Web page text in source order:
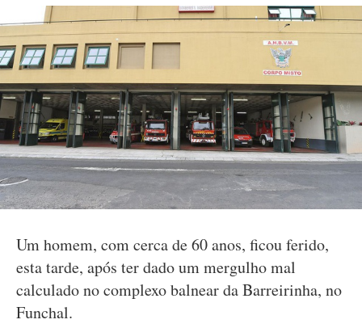
Um homem, com cerca de 60 anos, ficou ferido,
esta tarde, após ter dado um mergulho mal
calculado no complexo balnear da Barreirinha, no
Funchal.